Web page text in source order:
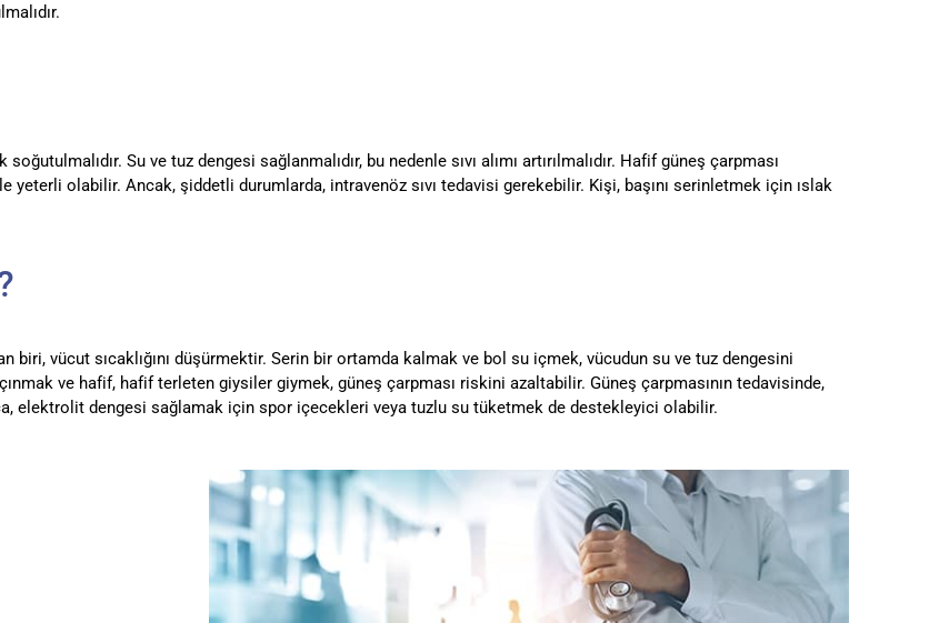
Su ve tuz dengesi sağlanmalıdır, bu nedenle sıvı alımı artırılmalıdır. Hafif güneş çarpması
olabilir. Ancak, şiddetli durumlarda, intravenöz sıvı tedavisi gerekebilir. Kişi, başını serinletmek için ıslak
biri, vücut sıcaklığını düşürmektir. Serin bir ortamda kalmak ve bol su içmek, vücudun su ve tuz dengesini
ve hafif, hafif terleten giysiler giymek, güneş çarpması riskini azaltabilir. Güneş çarpmasının tedavisinde,
elektrolit dengesi sağlamak için spor içecekleri veya tuzlu su tüketmek de destekleyici olabilir.